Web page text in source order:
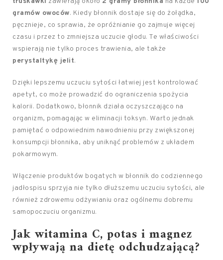
gramów owoców. Kiedy błonnik dostaje się do żołądka,
pęcznieje, co sprawia, że opróżnianie go zajmuje więcej
czasu i przez to zmniejsza uczucie głodu. Te właściwości
wspierają nie tylko proces trawienia, ale także
perystaltykę jelit.
Dzięki lepszemu uczuciu sytości łatwiej jest kontrolować
apetyt, co może prowadzić do ograniczenia spożycia
kalorii. Dodatkowo, błonnik działa oczyszczająco na
organizm, pomagając w eliminacji toksyn. Warto jednak
pamiętać o odpowiednim nawodnieniu przy zwiększonej
konsumpcji błonnika, aby uniknąć problemów z układem
pokarmowym.
Włączenie produktów bogatych w błonnik do codziennego
jadłospisu sprzyja nie tylko dłuższemu uczuciu sytości, ale
również zdrowemu odżywianiu oraz ogólnemu dobremu
samopoczuciu organizmu.
Jak witamina C, potas i magnez
wpływają na dietę odchudzającą?